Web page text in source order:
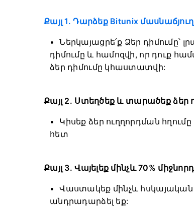
Քայլ 1. Դարձեք Bitunix մասնաճյուղ
Ներկայացրե՛ք Ձեր դիմումը՝
դիմումը և համոզվի, որ դուք
ձեր դիմումը կհաստատվի:
Քայլ 2. Ստեղծեք և տարածեք ձեր
Կիսեք ձեր ուղղորդման
հետ
Քայլ 3. Վայելեք մինչև 70%
Վաստակեք մինչև հսկայական
անդրադարձել եք: